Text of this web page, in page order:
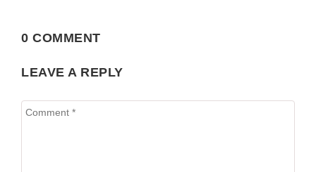
0 COMMENT
LEAVE A REPLY